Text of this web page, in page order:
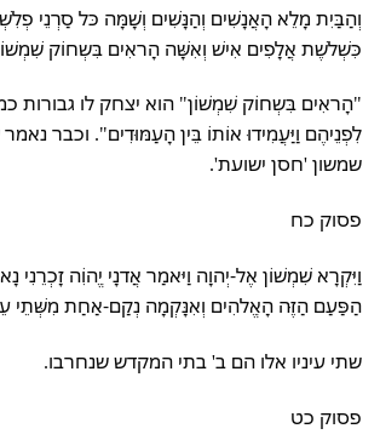
וְהַבַּיִת מָלֵא הָאֲנָשִׁים וְהַנָּשִׁים וְשָׁמָּה כּל סַרְנֵי
כִּשְׁלשֶׁת אֲלָפִים אִישׁ וְאִשָּׁה הָראִים בִּשְחוֹק
"הָראִים בִּשְחוֹק שִׁמְשׁוֹן" הוא יצחק לו גבורות
לִפְנֵיהֶם וַיַּעֲמִידוּ אוֹתוֹ בֵּין הָעַמּוּדִים". וכבר
שמשון 'חסן ישועת'.
פסוק כח
וַיִּקְרָא שִׁמְשׁוֹן אֶל-יְהוָה וַיּאמַר אֲדנָי יֱהוִֹה זָכְרֵנִי
הַפַּעַם הַזֶּה הָאֱלהִים וְאִנָּקְמָה נְקַם-אַחַת מִשְּׁתֵי
שתי עיניו אלו הם ב' בתי המקדש שנחרבו.
פסוק כט